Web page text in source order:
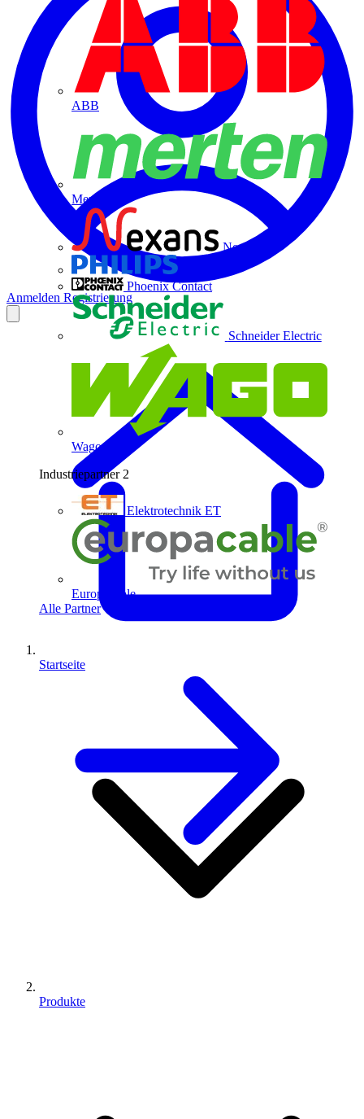
ABB
Merten
Nexans
Phoenix Contact
Schneider Electric
Wago
Industriepartner 2
Elektrotechnik ET
Europacable
Alle Partner
Anmelden Registrierung
Startseite
Produkte